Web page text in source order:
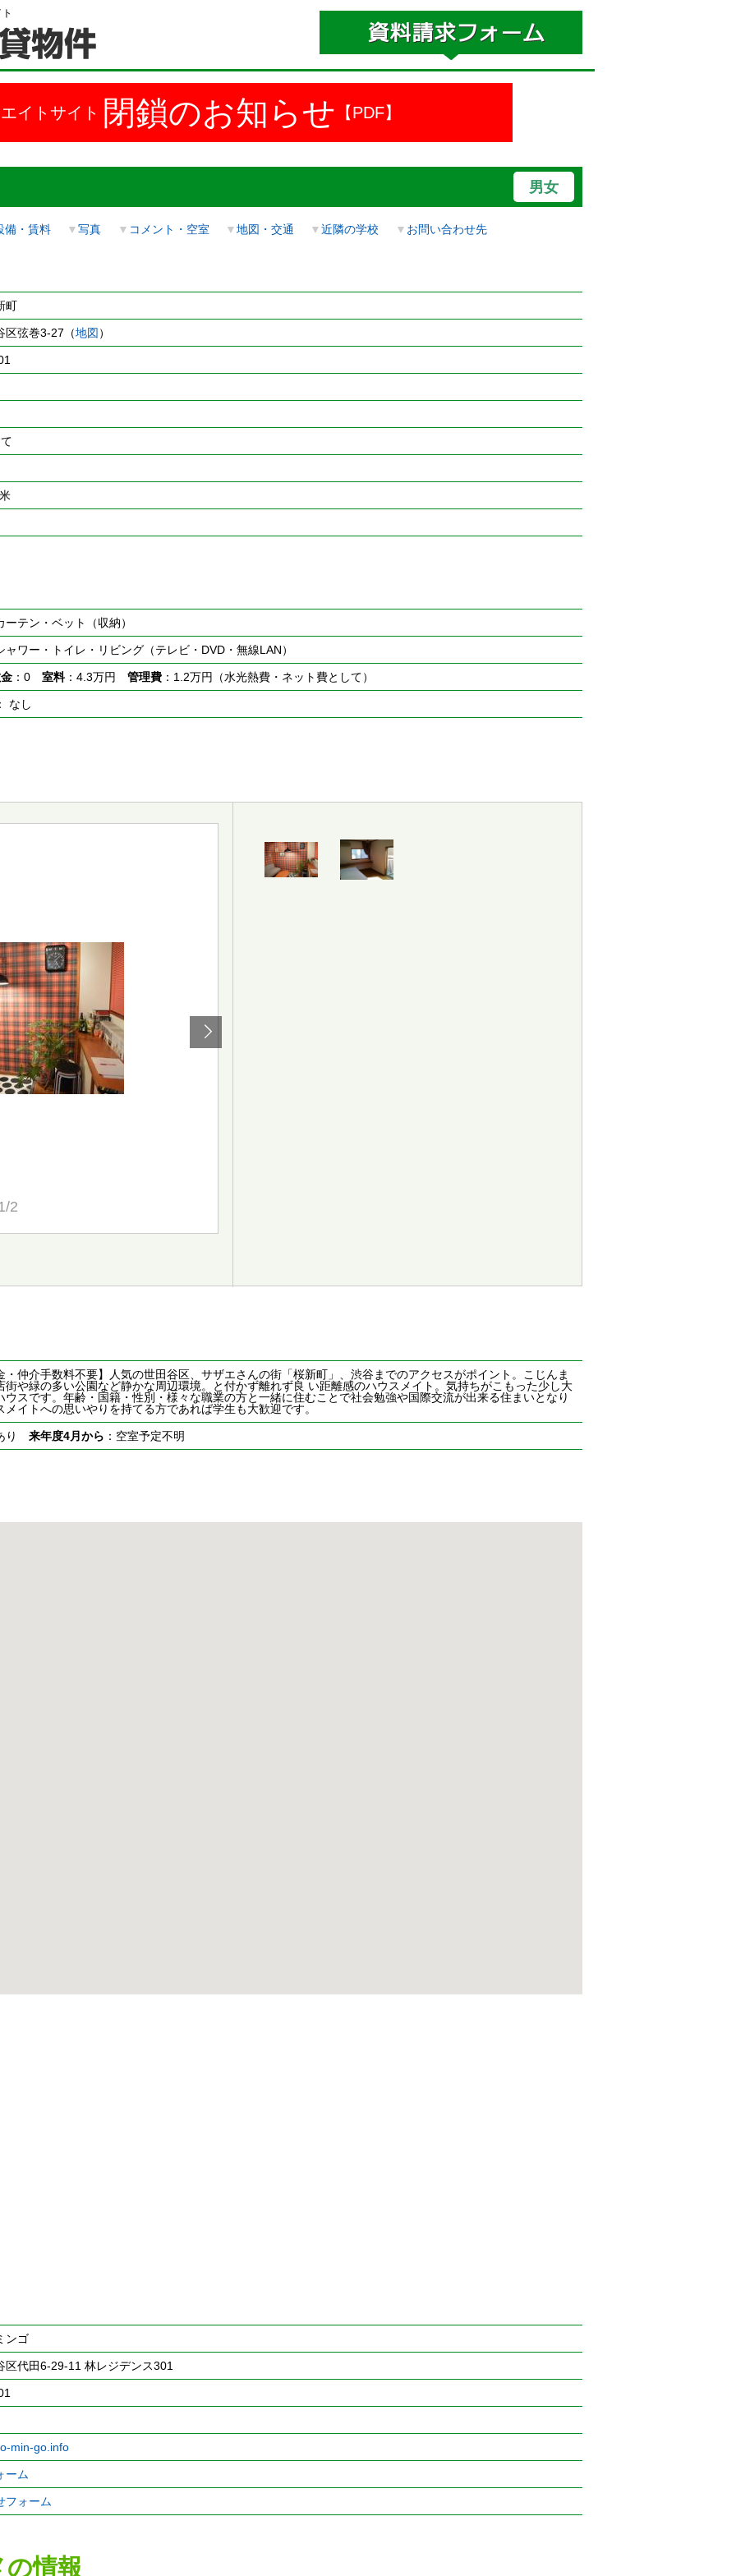
イトサイト 閉鎖のお知らせ 【PDF】
男女
備・賃料 ▼写真 ▼ コメント・空室 ▼地図・交通 ▼近隣の学校 ▼ お問い合わせ先
町
区弦巻3-27（地図）
テン・ベット（収納）
ャワー・トイレ・リビング（テレビ・DVD・無線LAN）
：0 室料：4.3万円 管理費：1.2万円（水光熱費・ネット費として）
なし
2
・仲介手数料不要】人気の世田谷区、サザエさんの街「桜新町」、渋谷までのアクセスがポイント。こじんま
街や緑の多い公園など静かな周辺環境。と付かず離れず良 い距離感のハウスメイト。気持ちがこもった少し大
ウスです。年齢・国籍・性別・様々な職業の方と一緒に住むことで社会勉強や国際交流が出来る住まいとなり
メイトへの思いやりを持てる方であれば学生も大歓迎です。
り 来年度4月から ：空室予定不明
ンゴ
区代田6-29-11 林レジデンス301
min-go.info
ーム
フォーム
情報